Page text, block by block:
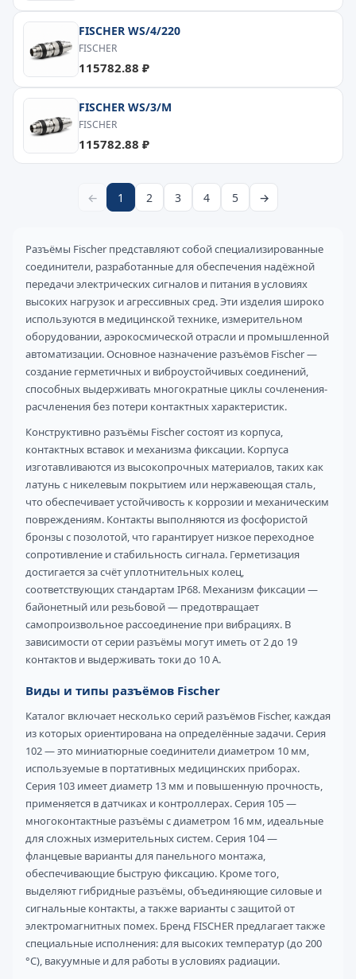
FISCHER WS/4/220
FISCHER
115782.88 ₽
FISCHER WS/3/M
FISCHER
115782.88 ₽
← 1 2 3 4 5 →
Разъёмы Fischer представляют собой специализированные
соединители, разработанные для обеспечения надёжной
передачи электрических сигналов и питания в условиях
высоких нагрузок и агрессивных сред. Эти изделия широко
используются в медицинской технике, измерительном
оборудовании, аэрокосмической отрасли и промышленной
автоматизации. Основное назначение разъёмов Fischer —
создание герметичных и виброустойчивых соединений,
способных выдерживать многократные циклы сочленения-
расчленения без потери контактных характеристик.
Конструктивно разъёмы Fischer состоят из корпуса,
контактных вставок и механизма фиксации. Корпуса
изготавливаются из высокопрочных материалов, таких как
латунь с никелевым покрытием или нержавеющая сталь,
что обеспечивает устойчивость к коррозии и механическим
повреждениям. Контакты выполняются из фосфористой
бронзы с позолотой, что гарантирует низкое переходное
сопротивление и стабильность сигнала. Герметизация
достигается за счёт уплотнительных колец,
соответствующих стандартам IP68. Механизм фиксации —
байонетный или резьбовой — предотвращает
самопроизвольное рассоединение при вибрациях. В
зависимости от серии разъёмы могут иметь от 2 до 19
контактов и выдерживать токи до 10 А.
Виды и типы разъёмов Fischer
Каталог включает несколько серий разъёмов Fischer, каждая
из которых ориентирована на определённые задачи. Серия
102 — это миниатюрные соединители диаметром 10 мм,
используемые в портативных медицинских приборах.
Серия 103 имеет диаметр 13 мм и повышенную прочность,
применяется в датчиках и контроллерах. Серия 105 —
многоконтактные разъёмы с диаметром 16 мм, идеальные
для сложных измерительных систем. Серия 104 —
фланцевые варианты для панельного монтажа,
обеспечивающие быструю фиксацию. Кроме того,
выделяют гибридные разъёмы, объединяющие силовые и
сигнальные контакты, а также варианты с защитой от
электромагнитных помех. Бренд FISCHER предлагает также
специальные исполнения: для высоких температур (до 200
°C), вакуумные и для работы в условиях радиации.